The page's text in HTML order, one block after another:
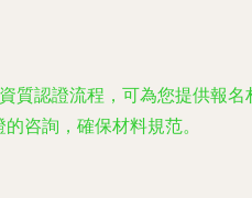
質認證流程，可為您提供報名
咨詢，確保材料規范。